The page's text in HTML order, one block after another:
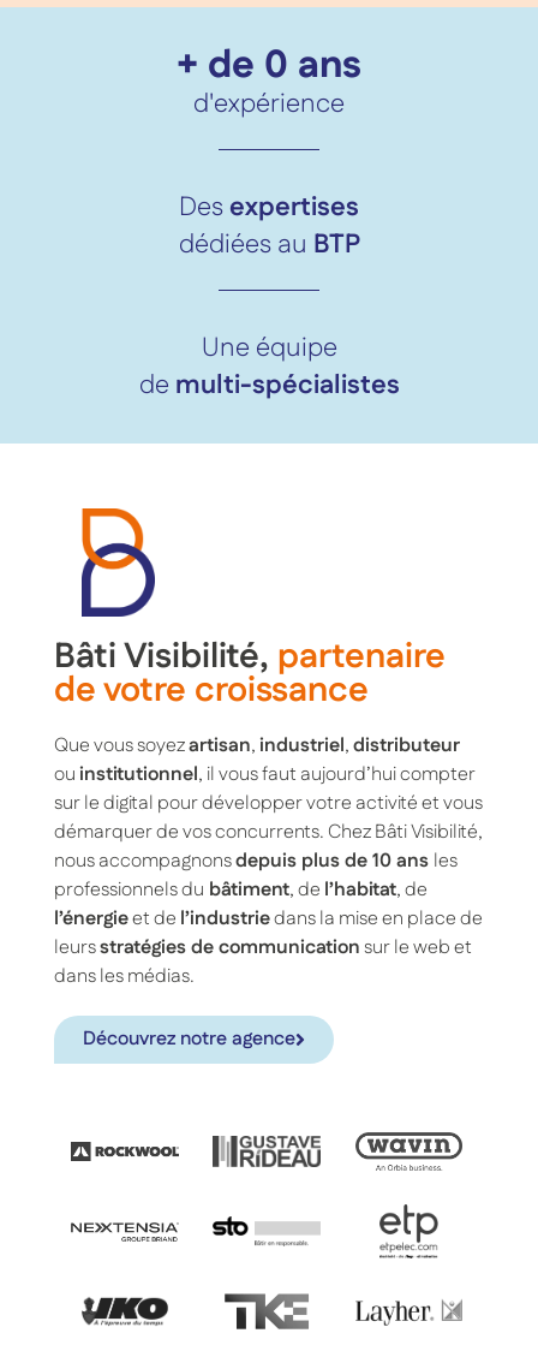
d'expérience
+ de 0 ans
Desexpertises
dédiées au BTP
Une équipe
de multi-spécialistes
Bâti Visibilité, partenaire
de votre croissance
Que vous soyezartisan,industriel,distributeur
ouinstitutionnel, il vous faut aujourd’hui compter
sur le digital pour développer votre activité et vous
démarquer de vos concurrents. Chez Bâti Visibilité,
nous accompagnonsdepuis plus de 10 ans les
professionnels du bâtiment, de l’habitat, de
l’énergieet de l’industriedans la mise en place de
leursstratégies de communicationsur le web et
dans les médias.
Découvrez notre agence